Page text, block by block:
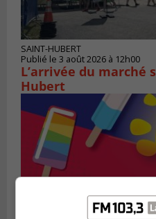
SAINT-HUBERT
Publié le 3 août 2026 à 12h00
L’arrivée du marché
Hubert